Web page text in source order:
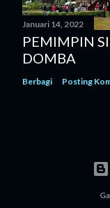
Januari 14, 2022
PEMIMPIN
DOMBA
Berbagi Posting